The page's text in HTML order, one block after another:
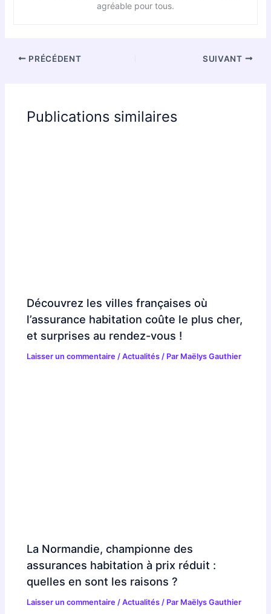
agréable pour tous.
PRÉCÉDENT SUIVANT
Publications similaires
Découvrez les villes françaises où
l’assurance habitation coûte le plus cher,
et surprises au rendez-vous !
Laisser un commentaire /Actualités / Par Maëlys Gauthier
La Normandie, championne des
assurances habitation à prix réduit :
quelles en sont les raisons ?
Laisser un commentaire /Actualités / Par Maëlys Gauthier